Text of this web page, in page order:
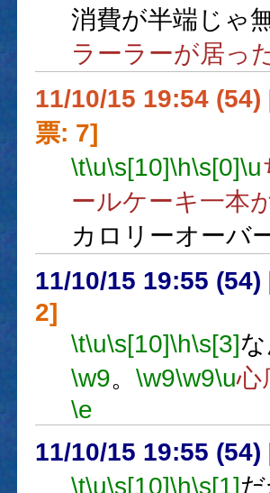
消費が半端じゃ
ラーラーが居っ
11/10/15 19:54 (54)
票: 7]
\t\u\s[10]\h\s[0]\u
ールケーキ一本
カロリーオーバ
11/10/15 19:55 (54)
2]
\t\u\s[10]\h\s[3]
\w9。 \w9\w9\u心
\e
11/10/15 19:55 (54)
\t\u\s[10]\h\s[1]